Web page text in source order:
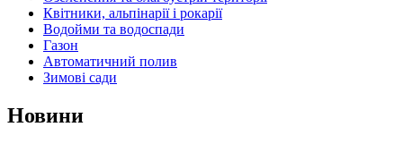
Квітники, альпінарії і рокарії
Водойми та водоспади
Газон
Автоматичний полив
Зимові сади
Новини